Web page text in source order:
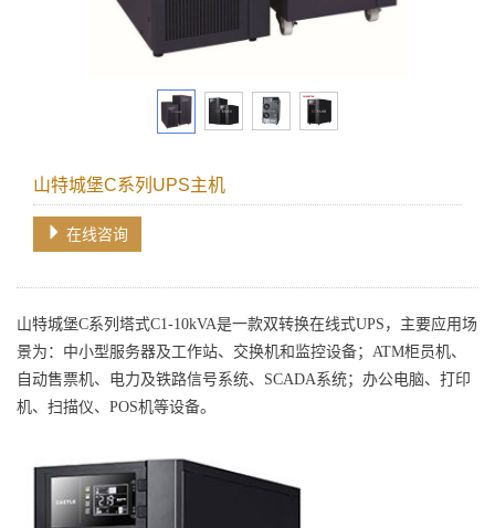
山特城堡C系列UPS主机
在线咨询
山特城堡C系列塔式C1-10kVA是一款双转换在线式UPS ， 主要应用场
景为： 中小型服务器及工作站、交换机和监控设备； ATM柜员机、
自动售票机、电力及铁路信号系统、SCADA系统； 办公电脑、打印
机、扫描仪、 POS机等设备。